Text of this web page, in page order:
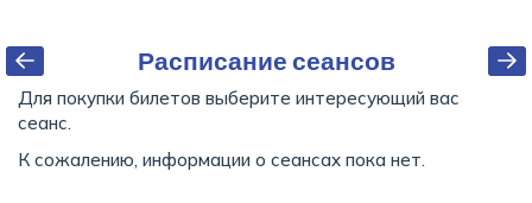
Расписание сеансов
Для покупки билетов выберите интересующий вас
сеанс.
К сожалению, информации о сеансах пока нет.